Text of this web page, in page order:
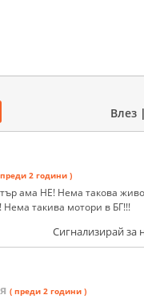
Влез |
2 години )
ама НЕ! Нема такова
Нема такива мотори в БГ!!!
Сигнализирай за
( преди 2 години )